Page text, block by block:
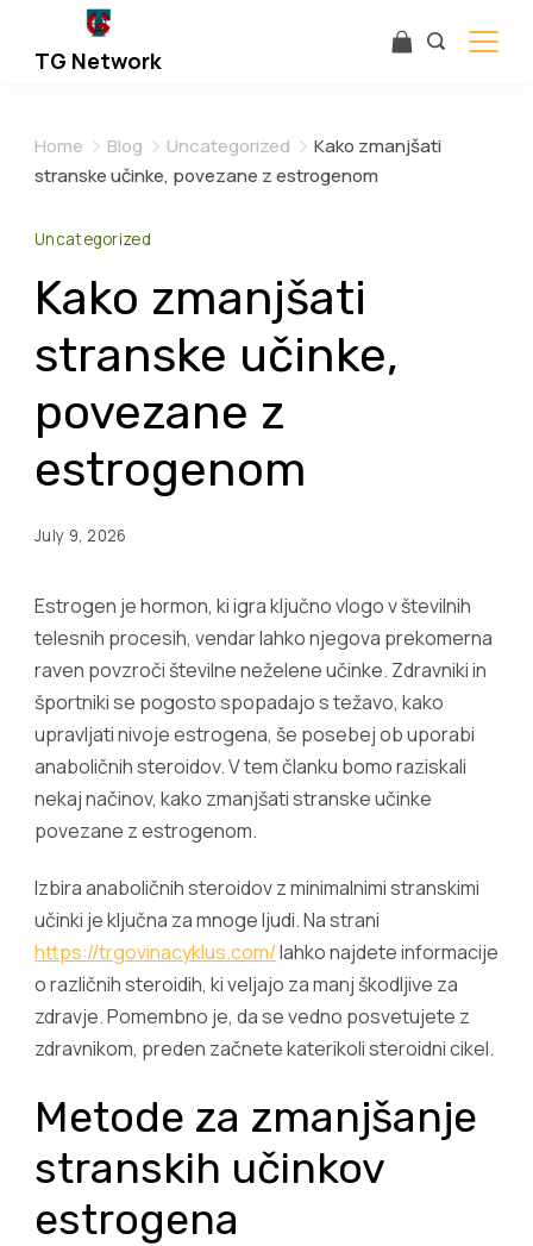
TG Network
Home Blog Uncategorized
Kako zmanjšati
stranske učinke, povezane z estrogenom
Uncategorized
Kako zmanjšati
stranske učinke,
povezane z
estrogenom
July 9, 2026
Estrogen je hormon, ki igra ključno vlogo v številnih
telesnih procesih, vendar lahko njegova prekomerna
raven povzroči številne neželene učinke. Zdravniki in
športniki se pogosto spopadajo s težavo, kako
upravljati nivoje estrogena, še posebej ob uporabi
anaboličnih steroidov. V tem članku bomo raziskali
nekaj načinov, kako zmanjšati stranske učinke
povezane z estrogenom.
Izbira anaboličnih steroidov z minimalnimi stranskimi
učinki je ključna za mnoge ljudi. Na strani
https://trgovinacyklus.com/lahko najdete informacije
o različnih steroidih, ki veljajo za manj škodljive za
zdravje. Pomembno je, da se vedno posvetujete z
zdravnikom, preden začnete katerikoli steroidni cikel.
Metode za zmanjšanje
stranskih učinkov
estrogena